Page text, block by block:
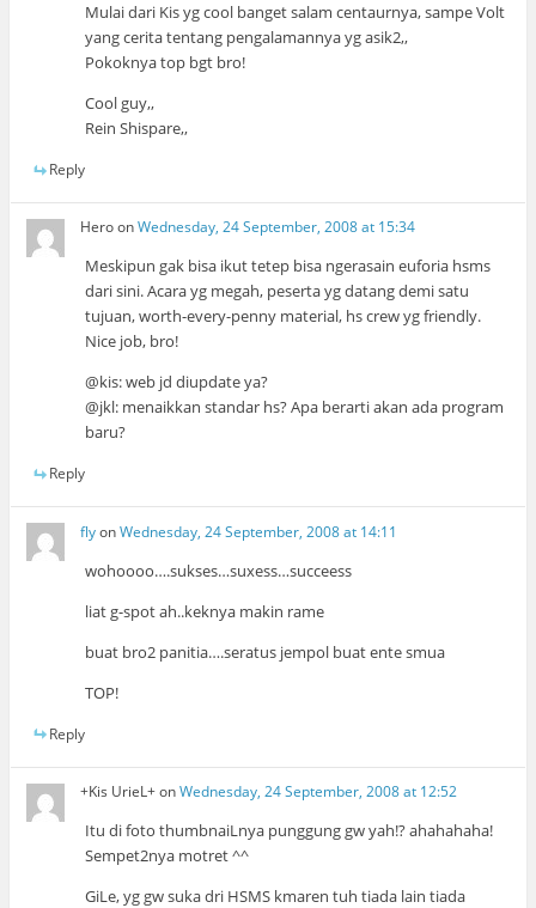
Mulai dari Kis yg cool banget salam centaurnya, sampe Volt
yang cerita tentang pengalamannya yg asik2,,
Pokoknya top bgt bro!
Cool guy,,
Rein Shispare,,
Reply
HeroonWednesday, 24 September, 2008 at 15:34
Meskipun gak bisa ikut tetep bisa ngerasain euforia hsms
dari sini. Acara yg megah, peserta yg datang demi satu
tujuan, worth-every-penny material, hs crew yg friendly.
Nice job, bro!
@kis: web jd diupdate ya?
@jkl: menaikkan standar hs? Apa berarti akan ada program
baru?
Reply
flyonWednesday, 24 September, 2008 at 14:11
wohoooo….sukses…suxess…succeess
liat g-spot ah..keknya makin rame
buat bro2 panitia….seratus jempol buat ente smua
TOP!
Reply
+Kis UrieL+onWednesday, 24 September, 2008 at 12:52
Itu di foto thumbnaiLnya punggung gw yah!? ahahahaha!
Sempet2nya motret ^^
GiLe, yg gw suka dri HSMS kmaren tuh tiada lain tiada